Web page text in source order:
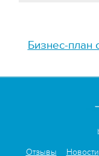
Бизнес-план
Отзывы Новости